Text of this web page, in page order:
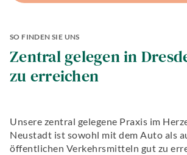
Biologische
Zahnmedizin
SO FINDEN SIE UNS
Zentral gelegen in
zu erreichen
Unsere zentral gelegene Praxis im
Neustadt ist sowohl mit dem Auto als
öffentlichen Verkehrsmitteln gut zu